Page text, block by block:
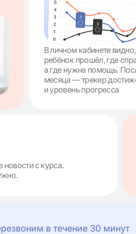
В личном кабинете
ребёнок прошёл, где
а где нужна помощь.
месяца — трекер
и уровень прогресса
с курса.
в течение 30 минут